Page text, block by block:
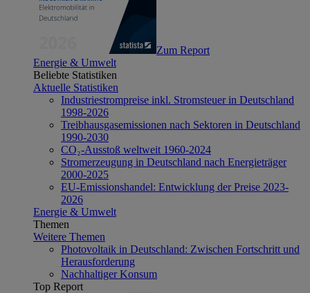
Zum Report
Energie & Umwelt
Beliebte Statistiken
Aktuelle Statistiken
Industriestrompreise inkl. Stromsteuer in Deutschland
1998-2026
Treibhausgasemissionen nach Sektoren in Deutschland
1990-2030
CO₂-Ausstoß weltweit 1960-2024
Stromerzeugung in Deutschland nach Energieträger
2000-2025
EU-Emissionshandel: Entwicklung der Preise 2023-
2026
Energie & Umwelt
Themen
Weitere Themen
Photovoltaik in Deutschland: Zwischen Fortschritt und
Herausforderung
Nachhaltiger Konsum
Top Report